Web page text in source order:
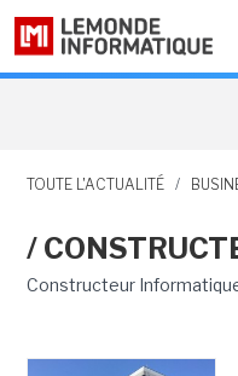
TOUTE L'ACTUALITÉ /
/
Constructeur